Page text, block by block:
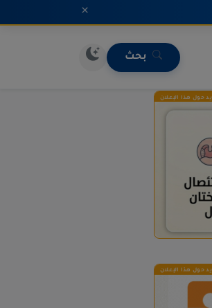
×
بحث
حول هذا الإعلان
حول هذا الإعلان